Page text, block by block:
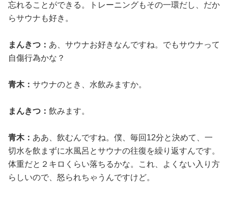
忘れることができる。トレーニングもその一環だし、だか
らサウナも好き。
まんきつ： あ、サウナお好きなんですね。でもサウナって
自傷行為かな？
青木： サウナのとき、水飲みますか。
まんきつ： 飲みます。
青木： ああ、飲むんですね。僕、毎回12分と決めて、一
切水を飲まずに水風呂とサウナの往復を繰り返すんです。
体重だと２キロくらい落ちるかな。これ、よくない入り方
らしいので、怒られちゃうんですけど。